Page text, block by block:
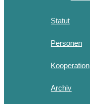
Statut
Personen
Kooperation
Archiv